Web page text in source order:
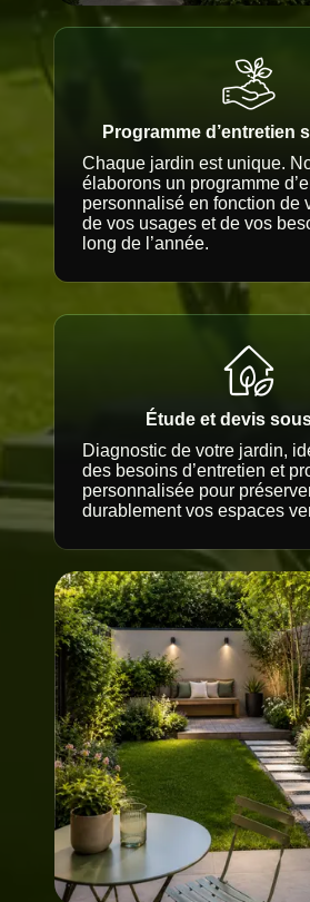
Programme d’entretien
Chaque jardin est unique.
élaborons un programme
personnalisé en fonction de
de vos usages et de vos
long de l’année.
Étude et devis
Diagnostic de votre jardin,
des besoins d’entretien et
personnalisée pour
durablement vos espaces